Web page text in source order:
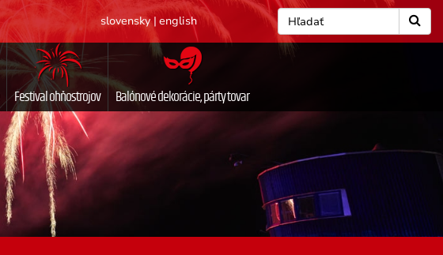
slovensky| english
Festival ohňostrojov Balónové dekorácie, párty tovar